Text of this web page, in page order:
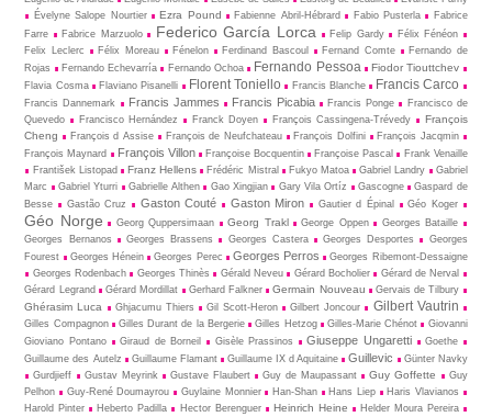
Évelyne Salope Nourtier
Ezra Pound Fabienne Abril-Hébrard Fabio Pusterla
Fabrice
Farre
Fabrice Marzuolo Federico García Lorca Felip Gardy
Félix Fénéon
Felix Leclerc
Félix Moreau Fénelon Ferdinand Bascoul Fernand Comte
Fernando de
Rojas
Fernando Echevarría Fernando Ochoa Fernando Pessoa Fiodor Tiouttchev
Flavia Cosma Flaviano Pisanelli Florent Toniello Francis Blanche Francis Carco
Francis Dannemark Francis Jammes Francis Picabia Francis Ponge
Francisco de
Quevedo
Francisco Hernández Franck Doyen François Cassingena-Trévedy
François
Cheng
François d Assise François de Neufchateau François Dolfini
François Jacqmin
François Maynard
François Villon Françoise Bocquentin Françoise Pascal
Frank Venaille
František Listopad
Franz Hellens Frédéric Mistral Fukyo Matoa Gabriel Landry
Gabriel
Marc
Gabriel Yturri Gabrielle Althen Gao Xingjian Gary Vila Ortíz Gascogne
Gaspard de
Besse
Gastão Cruz Gaston Couté Gaston Miron Gautier d Épinal Géo Koger
Géo Norge Georg Quppersimaan Georg Trakl George Oppen
Georges Bataille
Georges Bernanos
Georges Brassens Georges Castera Georges Desportes
Georges
Fourest
Georges Hénein Georges Perec Georges Perros
Georges Ribemont-Dessaigne
Georges Rodenbach
Georges Thinès Gérald Neveu Gérard Bocholier
Gérard de Nerval
Gérard Legrand
Gérard Mordillat Gerhard Falkner Germain Nouveau Gervais de Tilbury
Ghérasim Luca Ghjacumu Thiers Gil Scott-Heron Gilbert Joncour Gilbert Vautrin
Gilles Compagnon Gilles Durant de la Bergerie Gilles Hetzog Gilles-Marie Chénot
Giovanni
Gioviano Pontano
Giraud de Borneil Gisèle Prassinos Giuseppe Ungaretti
Goethe
Guillaume des Autelz
Guillaume Flamant Guillaume IX d Aquitaine Guillevic
Günter Navky
Gurdjieff
Gustav Meyrink Gustave Flaubert Guy de Maupassant Guy Goffette
Guy
Pelhon
Guy-René Dou­may­rou Guylaine Monnier Han-Shan Hans Liep
Haris Vlavianos
Harold Pinter
Heberto Padilla Hector Berenguer Heinrich Heine
Helder Moura Pereira